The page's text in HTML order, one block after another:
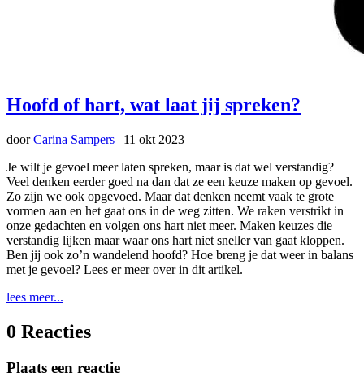
Hoofd of hart, wat laat jij spreken?
doorCarina Sampers | 11 okt 2023
Je wilt je gevoel meer laten spreken, maar is dat wel verstandig?
Veel denken eerder goed na dan dat ze een keuze maken op gevoel.
Zo zijn we ook opgevoed. Maar dat denken neemt vaak te grote
vormen aan en het gaat ons in de weg zitten. We raken verstrikt in
onze gedachten en volgen ons hart niet meer. Maken keuzes die
verstandig lijken maar waar ons hart niet sneller van gaat kloppen.
Ben jij ook zo’n wandelend hoofd? Hoe breng je dat weer in balans
met je gevoel? Lees er meer over in dit artikel.
lees meer...
0 Reacties
Plaats een reactie